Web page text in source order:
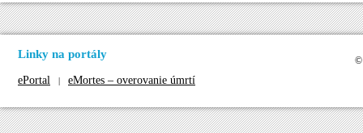
Linky na portály
ePortal | eMortes – overovanie úmrtí
©